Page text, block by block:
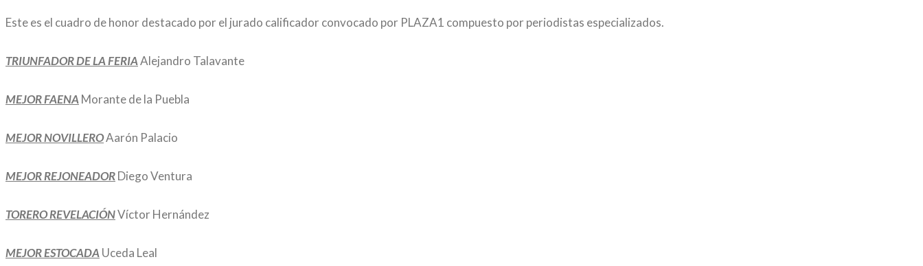
Este es el cuadro de honor destacado por el jurado calificador convocado por PLAZA1 compuesto por periodistas especializados.
TRIUNFADOR DE LA FERIAAlejandro Talavante
MEJORFAENA Morante de la Puebla
MEJOR NOVILLEROAarón Palacio
MEJOR REJONEADORDiego Ventura
TORERO REVELACIÓNVíctor Hernández
MEJOR ESTOCADA Uceda Leal